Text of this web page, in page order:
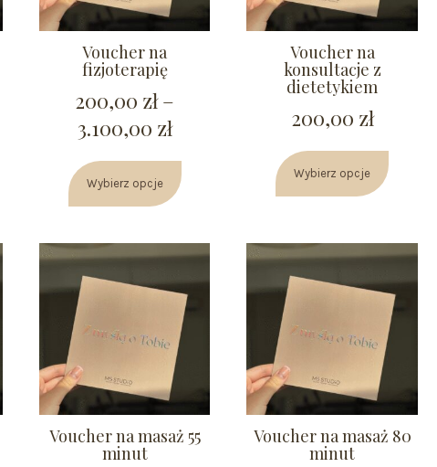
Voucher na
fizjoterapię
200,00 zł–
3.100,00 zł
Wybierz opcje
Voucher na
konsultacje z
dietetykiem
200,00 zł
Wybierz opcje
Voucher na masaż 55
minut
Voucher na masaż 80
minut